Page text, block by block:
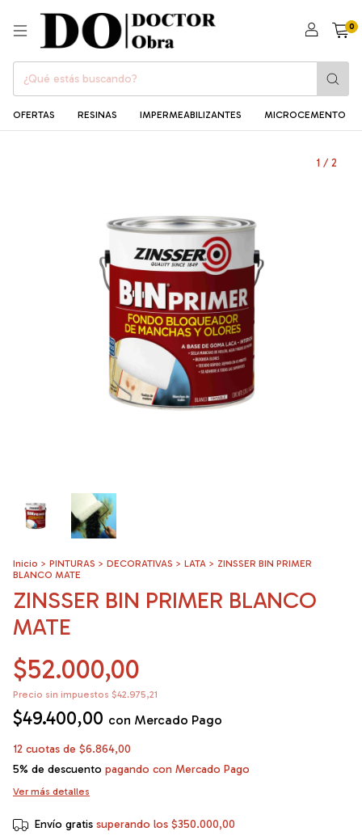
0
OFERTAS RESINAS IMPERMEABILIZANTES MICROCEMENTO
1 /2
Inicio > PINTURAS > DECORATIVAS > LATA > ZINSSER BIN PRIMER
BLANCO MATE
ZINSSER BIN PRIMER BLANCO
MATE
$52.000,00
Precio sin impuestos $42.975,21
$49.400,00 con Mercado Pago
12 cuotas de $6.864,00
5% de descuento pagando con Mercado Pago
Ver más detalles
Envío gratis superando los $350.000,00